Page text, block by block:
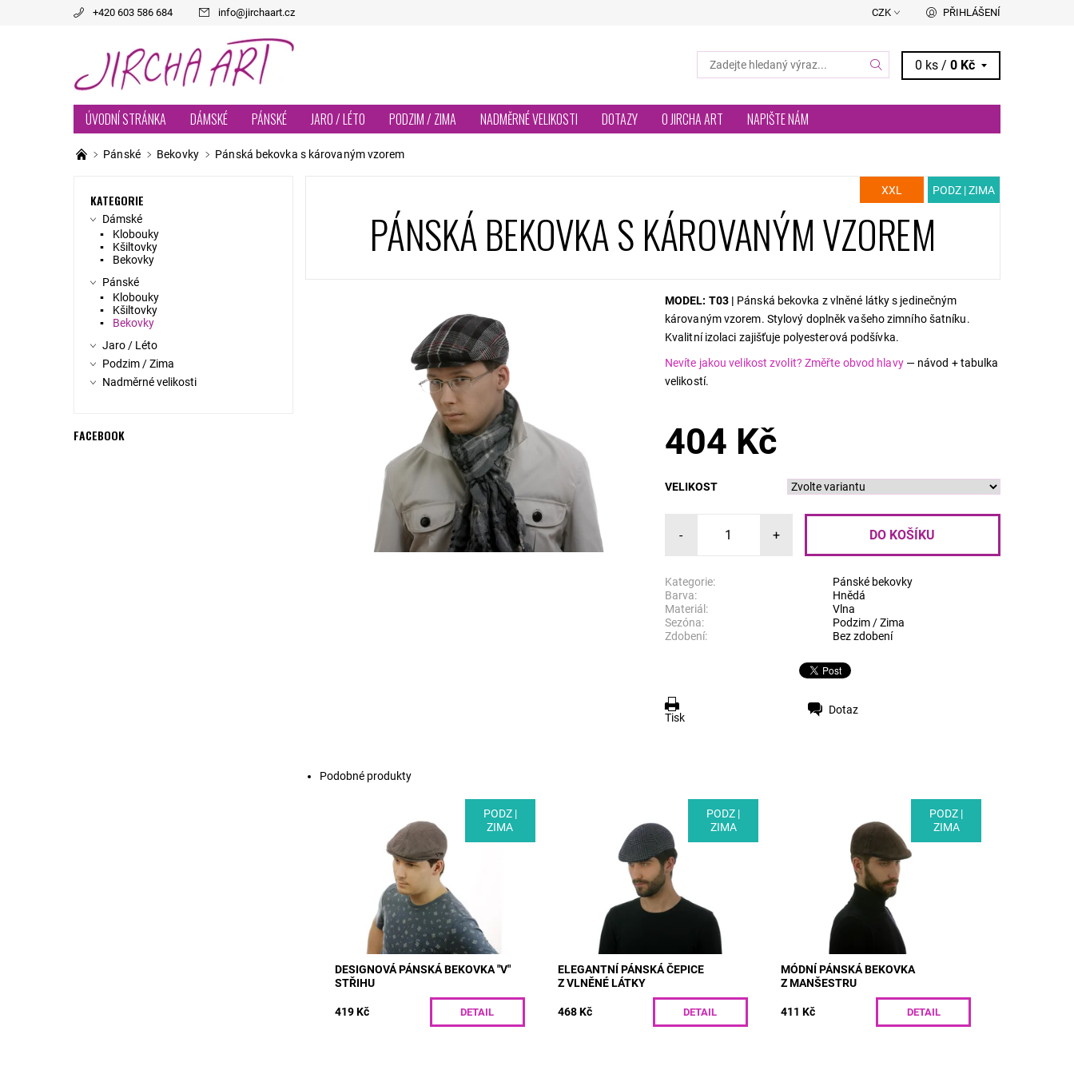
+420 603 586 684 info@jirchaart.cz CZK PŘIHLÁŠENÍ
0 ks /0 Kč
ÚVODNÍ STRÁNKA DÁMSKÉ PÁNSKÉ JARO / LÉTO PODZIM / ZIMA NADMĚRNÉ VELIKOSTI DOTAZY O JIRCHA ART NAPIŠTE NÁM
Pánské Bekovky Pánská bekovka s károvaným vzorem
XXL PODZ | ZIMA
PÁNSKÁ BEKOVKA S KÁROVANÝM VZOREM
MODEL: T03 | Pánská bekovka z vlněné látky s jedinečným
károvaným vzorem. Stylový doplněk vašeho zimního šatníku.
Kvalitní izolaci zajišťuje polyesterová podšívka.
Nevíte jakou velikost zvolit? Změřte obvod hlavy— návod + tabulka
velikostí.
404 Kč
VELIKOST
- +
Kategorie:
Pánské bekovky
Barva:
Hnědá
Materiál:
Vlna
Sezóna:
Podzim / Zima
Zdobení:
Bez zdobení
Tisk
Dotaz
Podobné produkty
PODZ |
ZIMA
MODEL: B2H | Designová pánská
bekovka s originálním „véčkovým“
střihem. Jemná předepraná látka
vyrobená ze stoprocentního
polyesteru je zdvojená,...
Dostupnost:
Skladem
B2H/55
DESIGNOVÁ PÁNSKÁ BEKOVKA "V"
STŘIHU
419 Kč DETAIL
PODZ |
ZIMA
MODEL: T42 | Elegantní pánská čepice
z vlněné látky s tmavě modrým kárem.
Vevnitř má bekovka polyesterovou
podšívku, díky které vás kvalitně...
Skladem
T42/55
ELEGANTNÍ PÁNSKÁ ČEPICE
Z VLNĚNÉ LÁTKY
468 Kč DETAIL
PODZ |
ZIMA
MODEL: M06 | Módní pánská bekovka
z manšestru s polyesterovou
podšívkou. Nestárnoucí klasika, která
skvěle doplní vás podzimní
šatník.Nevíte jakou...
Skladem
M06/55
MÓDNÍ PÁNSKÁ BEKOVKA
Z MANŠESTRU
411 Kč DETAIL
KATEGORIE
Dámské
Klobouky
Kšiltovky
Bekovky
Pánské
Klobouky
Kšiltovky
Bekovky
Jaro / Léto
Podzim / Zima
Nadměrné velikosti
FACEBOOK